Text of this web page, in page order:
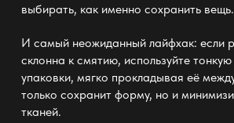
выбирать, как именно сохранить вещь.
И самый неожиданный лайфхак: если
склонна к смятию, используйте
упаковки, мягко прокладывая её
только сохранит форму, но и
тканей.